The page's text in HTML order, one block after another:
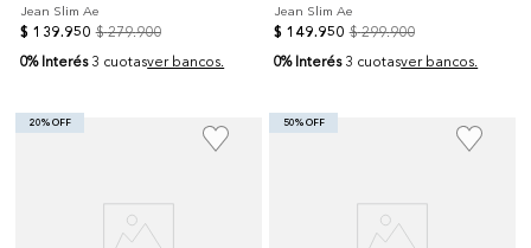
Jean Slim Ae
$ 139.950 $ 279.900
0% Interés 3 cuotasver bancos.
Jean Slim Ae
$ 149.950 $ 299.900
0% Interés 3 cuotasver bancos.
20% OFF 50% OFF